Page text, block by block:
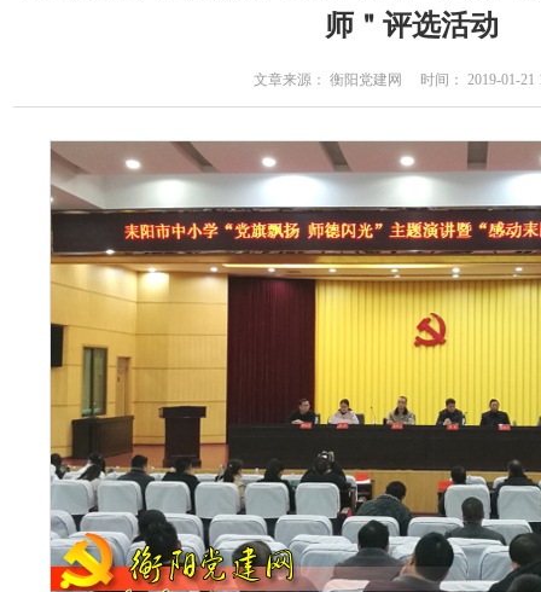
师＂评选活动
文章来源： 衡阳党建网 时间： 2019-01-21